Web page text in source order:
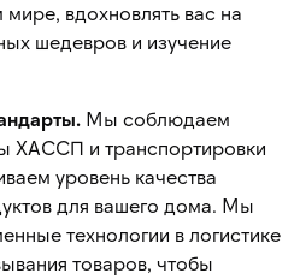
вдохновлять вас на
шедевров и изучение
Мы соблюдаем
ХАССП и транспортировки
уровень качества
для вашего дома. Мы
технологии в логистике
товаров, чтобы